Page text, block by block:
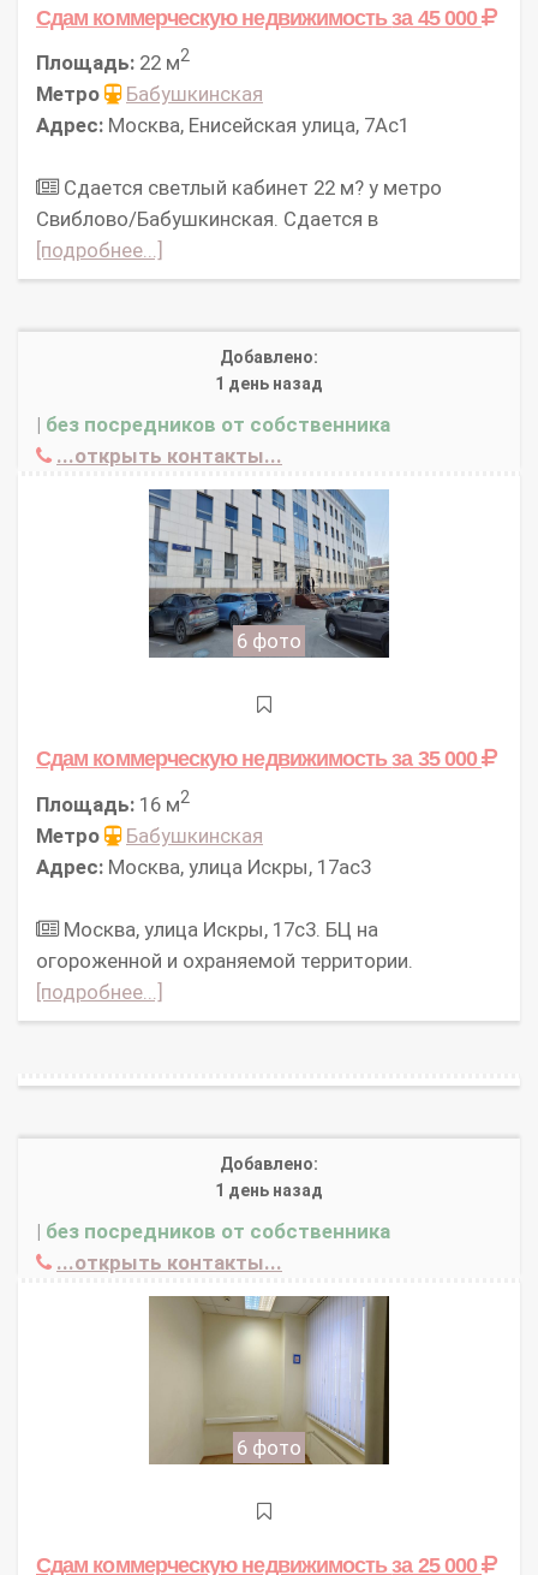
Сдам коммерческую недвижимостьза 45 000
Площадь: 22 м2
Метро
Бабушкинская
Адрес: Москва, Енисейская улица, 7Ас1
Сдается светлый кабинет 22 м? у метро
Свиблово/Бабушкинская. Сдается в
[подробнее...]
Добавлено:
1 день назад
| без посредников от собственника
...открыть контакты...
6 фото
Сдам коммерческую недвижимостьза 35 000
Площадь: 16 м2
Метро
Бабушкинская
Адрес: Москва, улица Искры, 17ас3
Москва, улица Искры, 17с3. БЦ на
огороженной и охраняемой территории.
[подробнее...]
Добавлено:
1 день назад
| без посредников от собственника
...открыть контакты...
6 фото
Сдам коммерческую недвижимостьза 25 000